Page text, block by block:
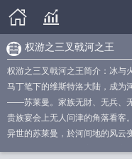
权游之三叉戟河之王
权游之三叉戟河之王简介：冰与
马丁笔下的维斯特洛大陆，成为
——苏莱曼。家族无財、无兵、
贵族宴会上无人问津的角落看客
异世的苏莱曼，於河间地的风云